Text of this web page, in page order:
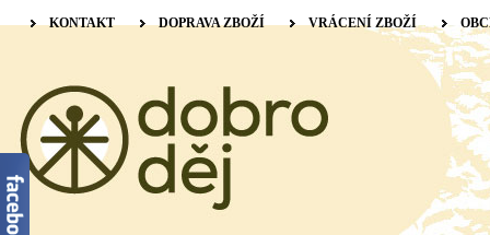
KONTAKT DOPRAVA ZBOŽÍ VRÁCENÍ ZBOŽÍ